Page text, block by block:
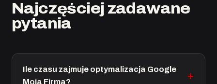
Najczęściej zadawane
pytania
Ile czasu zajmuje optymalizacja Google
Moja Firma?